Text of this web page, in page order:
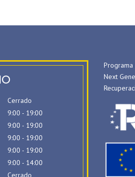
Cerrado
9:00 - 19:00
9:00 - 19:00
9:00 - 19:00
9:00 - 19:00
9:00 - 14:00
Cerrado
Next